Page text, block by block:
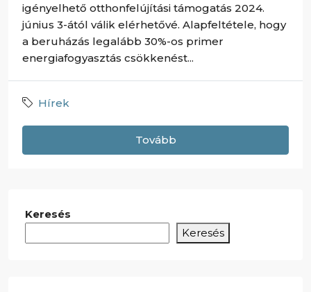
igényelhető otthonfelújítási támogatás 2024.
június 3-ától válik elérhetővé. Alapfeltétele, hogy
a beruházás legalább 30%-os primer
energiafogyasztás csökkenést...
Hírek
Tovább
Keresés
Keresés